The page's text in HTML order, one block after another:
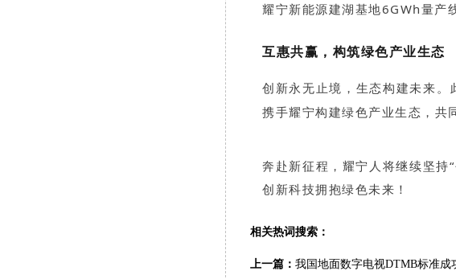
耀宁新能源建湖基地6GWh量产
互惠共赢，构筑绿色产业生态
创新永无止境，生态构建未来。
携手耀宁构建绿色产业生态，共
奔 赴新征程，耀宁人将继续坚持
创新科技拥抱绿色未来！
相关热词搜索：
上一篇： 我国地面数字电视DTMB标准成